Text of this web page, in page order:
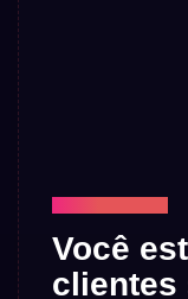
Você
clientes